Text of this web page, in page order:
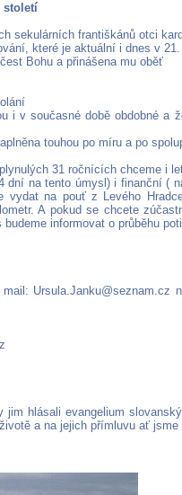
století
sekulárních františkánů otci
které je aktuální i dnes v
Bohu a přinášena mu oběť
i v současné době obdobné a
touhou po míru a po
31 ročnících chceme i
dní na tento úmysl) i finanční (
vydat na pouť z Levého
A pokud se chcete
informovat o průběhu
Ursula.Janku@seznam.cz
hlásali evangelium
a na jejich přímluvu ať jsme